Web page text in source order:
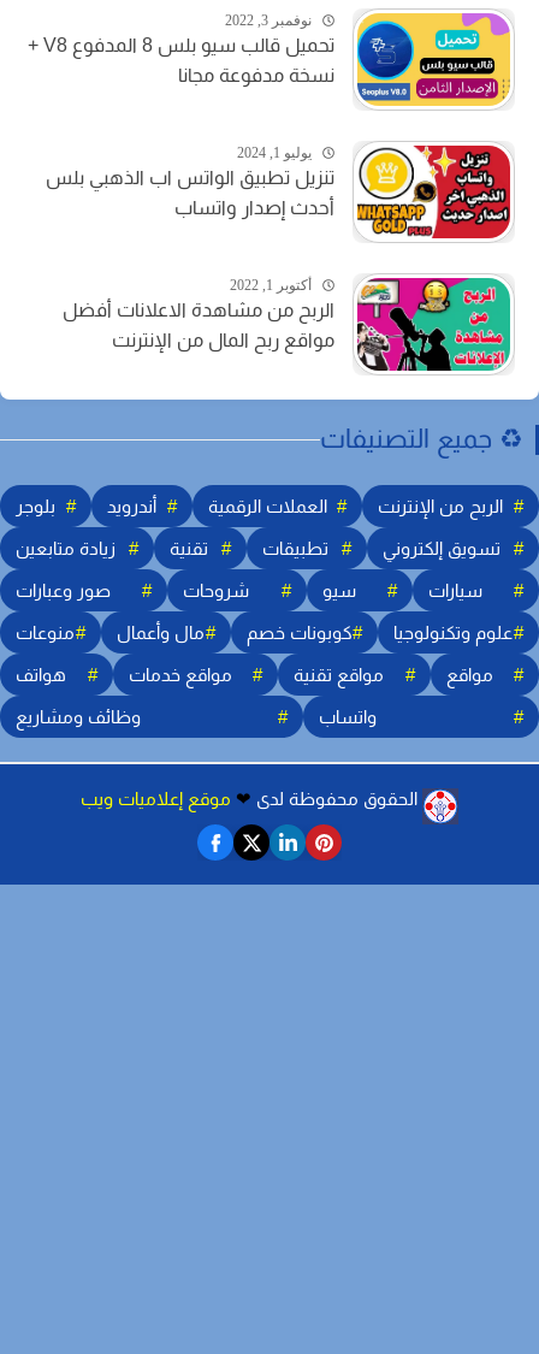
نوفمبر 3, 2022
تحميل قالب سيو بلس 8 المدفوع V8 +
نسخة مدفوعة مجانا
يوليو 1, 2024
تنزيل تطبيق الواتس اب الذهبي بلس
أحدث إصدار واتساب
أكتوبر 1, 2022
الربح من مشاهدة الاعلانات أفضل
مواقع ربح المال من الإنترنت
جميع التصنيفات
الربح من الإنترنت العملات الرقمية أندرويد بلوجر
تسويق إلكتروني تطبيقات تقنية زيادة متابعين
سيارات سيو شروحات صور وعبارات
علوم وتكنولوجيا كوبونات خصم مال وأعمال منوعات
مواقع مواقع تقنية مواقع خدمات هواتف
واتساب وظائف ومشاريع
︎الحقوق محفوظة لدى❤ موقع إعلاميات ويب